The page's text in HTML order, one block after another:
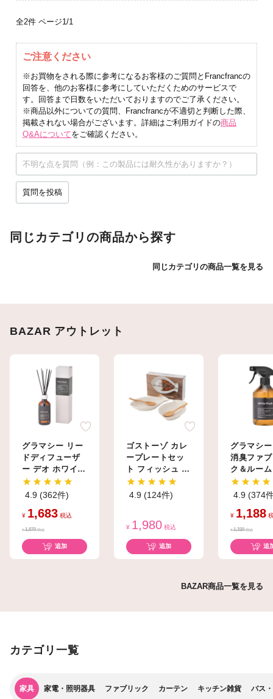
全2件 ページ1/1
ご注意ください
※お買物をされる際に参考になるお客様のご質問とFrancfrancの
回答を、他のお客様に参考にしていただくためのサービスで
す。回答まで日数をいただいておりますのでご了承ください。
※商品以外についての質問、Francfrancが不適切と判断した際、
掲載されない場合がございます。詳細はご利用ガイドの商品
Q&Aについてをご確認ください。
質問を投稿
同じカテゴリの商品から探す
同じカテゴリの商品一覧を見る
BAZAR アウトレット
グラマシー リー
ドディフューザ
ー デオ ホワイト
ムスク
4.9 (362件)
¥ 1,683 税込
¥1,870税込
追加
ゴストーゾ カレ
ープレートセッ
ト フィッシュ ホ
ワイト
4.9 (124件)
¥ 1,980 税込
追加
グラマシ
消臭ファ
ク＆ルー
トAG+ ホ
ムスク
4.9 (374
¥ 1,188
¥1,320税込
追
BAZAR商品一覧を見る
カテゴリ一覧
家具 家電・照明器具 ファブリック カーテン キッチン雑貨 バス